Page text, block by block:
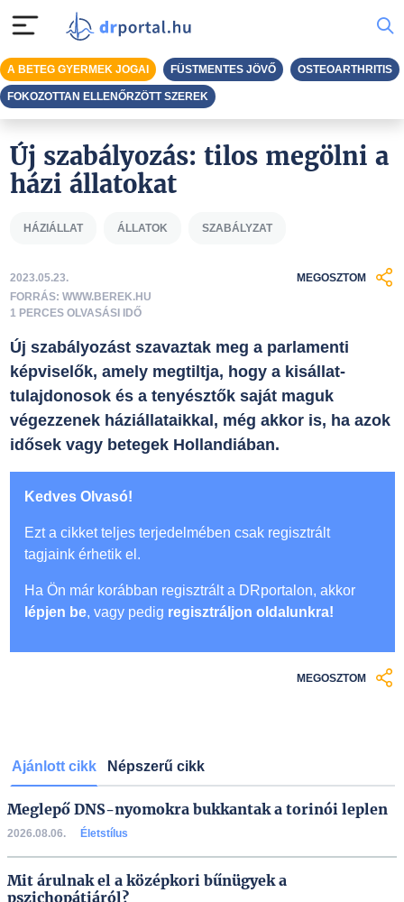
Új szabályozás: tilos megölni a
házi állatokat
HÁZIÁLLAT ÁLLATOK SZABÁLYZAT
2023.05.23.
FORRÁS: WWW.BEREK.HU
1 PERCES OLVASÁSI IDŐ
MEGOSZTOM
Új szabályozást szavaztak meg a parlamenti
képviselők, amely megtiltja, hogy a kisállat-
tulajdonosok és a tenyésztők saját maguk
végezzenek háziállataikkal, még akkor is, ha azok
idősek vagy betegek Hollandiában.
Kedves Olvasó!
Ezt a cikket teljes terjedelmében csak regisztrált
tagjaink érhetik el.
Ha Ön már korábban regisztrált a DRportalon, akkor
lépjen be, vagy pedig regisztráljon oldalunkra!
MEGOSZTOM
Ajánlott cikk Népszerű cikk
Meglepő DNS-nyomokra bukkantak a torinói leplen
2026.08.06. Életstílus
Mit árulnak el a középkori bűnügyek a
pszichopátiáról?
A BETEG GYERMEK JOGAI FÜSTMENTES JÖVŐ OSTEOARTHRITIS
FOKOZOTTAN ELLENŐRZÖTT SZEREK